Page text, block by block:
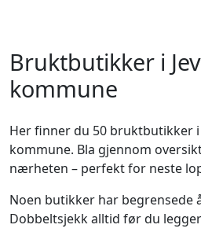
Bruktbutikker i
kommune
Her finner du 50 bruktbutikker
kommune. Bla gjennom
nærheten – perfekt for neste
Noen butikker har begrensede
Dobbeltsjekk alltid før du